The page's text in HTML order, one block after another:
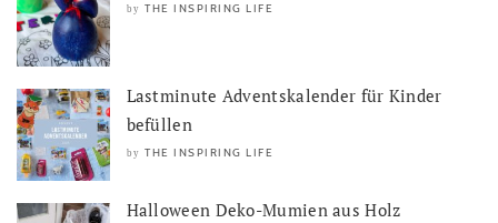
by THE INSPIRING LIFE
Lastminute Adventskalender für Kinder
befüllen
by THE INSPIRING LIFE
Halloween Deko-Mumien aus Holz